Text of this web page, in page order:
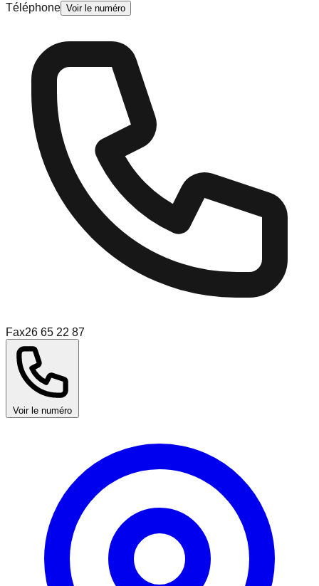
Téléphone Voir le numéro
Fax26 65 22 87
Voir le numéro